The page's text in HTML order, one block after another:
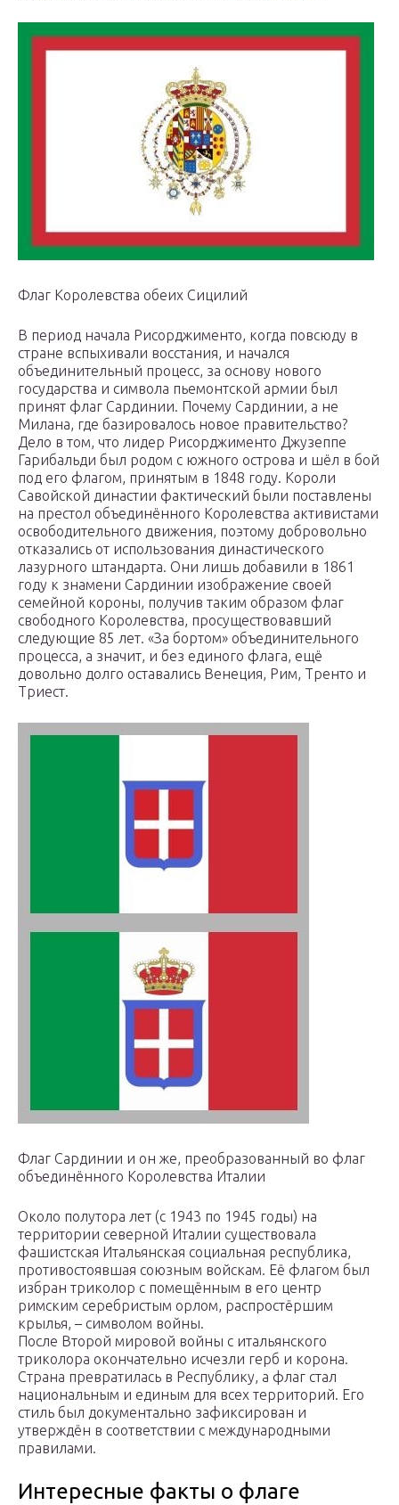
Флаг Королевства обеих Сицилий
В период начала Рисорджименто, когда повсюду в
стране вспыхивали восстания, и начался
объединительный процесс, за основу нового
государства и символа пьемонтской армии был
принят флаг Сардинии. Почему Сардинии, а не
Милана, где базировалось новое правительство?
Дело в том, что лидер Рисорджименто Джузеппе
Гарибальди был родом с южного острова и шёл в бой
под его флагом, принятым в 1848 году. Короли
Савойской династии фактический были поставлены
на престол объединённого Королевства активистами
освободительного движения, поэтому добровольно
отказались от использования династического
лазурного штандарта. Они лишь добавили в 1861
году к знамени Сардинии изображение своей
семейной короны, получив таким образом флаг
свободного Королевства, просуществовавший
следующие 85 лет. «За бортом» объединительного
процесса, а значит, и без единого флага, ещё
довольно долго оставались Венеция, Рим, Тренто и
Триест.
Флаг Сардинии и он же, преобразованный во флаг
объединённого Королевства Италии
Около полутора лет (с 1943 по 1945 годы) на
территории северной Италии существовала
фашистская Итальянская социальная республика,
противостоявшая союзным войскам. Её флагом был
избран триколор с помещённым в его центр
римским серебристым орлом, распростёршим
крылья, – символом войны.
После Второй мировой войны с итальянского
триколора окончательно исчезли герб и корона.
Страна превратилась в Республику, а флаг стал
национальным и единым для всех территорий. Его
стиль был документально зафиксирован и
утверждён в соответствии с международными
правилами.
Интересные факты о флаге